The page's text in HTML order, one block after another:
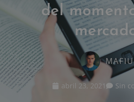
del
abril 23, 2021 Sin